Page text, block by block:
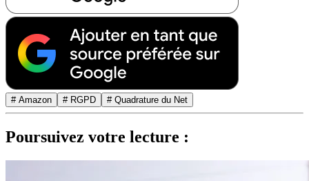
# Amazon # RGPD # Quadrature du Net
Poursuivez votre lecture :